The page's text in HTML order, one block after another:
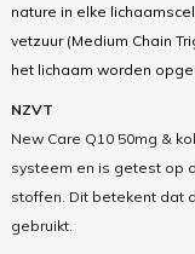
nature in elke
vetzuur (Medium Chain
het lichaam worden
NZVT
New Care Q10 50mg &
systeem en is getest op
stoffen. Dit betekent dat
gebruikt.